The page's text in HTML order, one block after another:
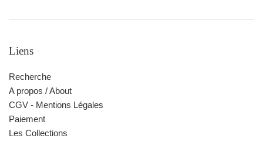
Liens
Recherche
A propos / About
CGV - Mentions Légales
Paiement
Les Collections